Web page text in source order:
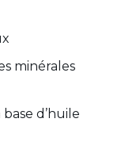
minérales
d’huile